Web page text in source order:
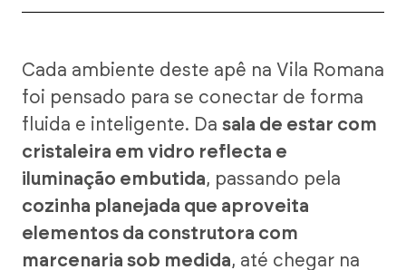
Cada ambiente deste apê na Vila Romana
foi pensado para se conectar de forma
fluida e inteligente. Da sala de estar com
cristaleira em vidro reflecta e
iluminação embutida, passando pela
cozinha planejada que aproveita
elementos da construtora com
marcenaria sob medida, até chegar na